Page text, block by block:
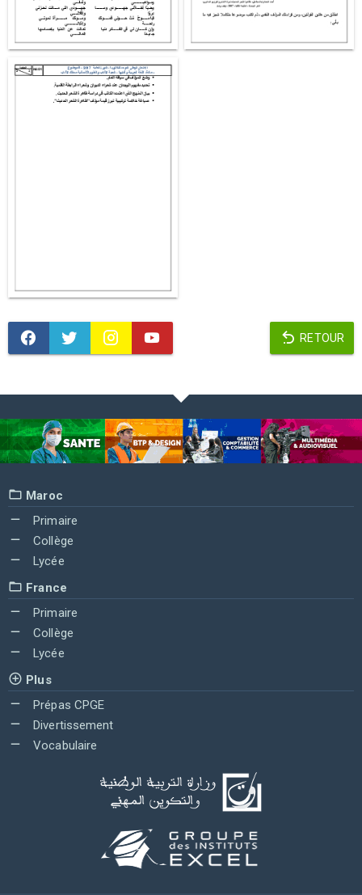
RETOUR
Maroc
Primaire
Collège
Lycée
France
Primaire
Collège
Lycée
Plus
Prépas CPGE
Divertissement
Vocabulaire